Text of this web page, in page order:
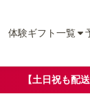
体験ギフト一覧
【土日祝も配